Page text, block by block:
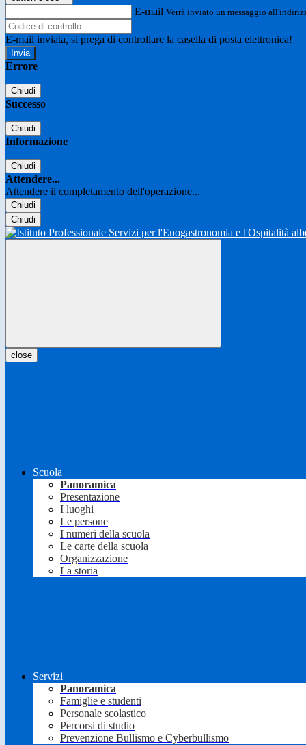
E-mail Verrà inviato un messaggio
E-mail inviata, si prega di controllare la casella di posta elettronica!
Errore
Chiudi
Successo
Chiudi
Informazione
Chiudi
Attendere...
Attendere il completamento dell'operazione...
Chiudi
Chiudi
close
Scuola
Panoramica
Presentazione
I luoghi
Le persone
I numeri della scuola
Le carte della scuola
Organizzazione
La storia
Servizi
Panoramica
Famiglie e studenti
Personale scolastico
Percorsi di studio
Prevenzione Bullismo e Cyberbullismo